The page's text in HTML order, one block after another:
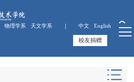
物理学系 天文学系 ｜ 中文 English
校友捐赠